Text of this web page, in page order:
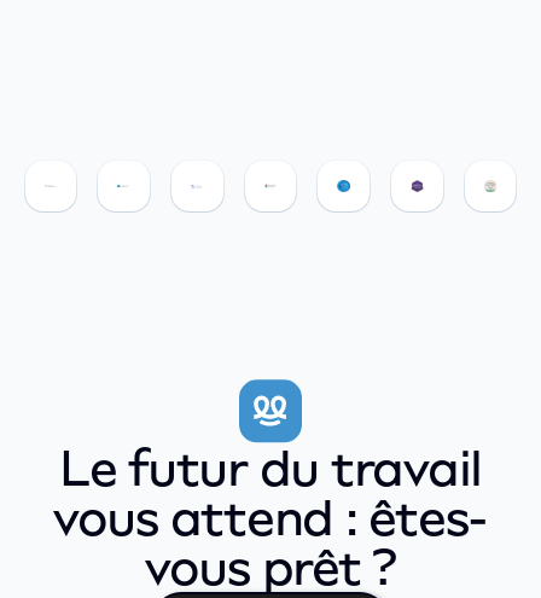
Le futur du travail
vous attend : êtes-
vous prêt ?